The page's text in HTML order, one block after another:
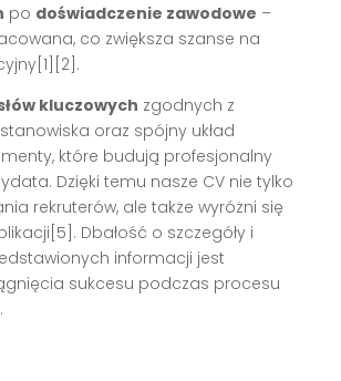
po doświadczenie zawodowe –
co zwiększa szanse na
kluczowych zgodnych z
oraz spójny układ
które budują profesjonalny
Dzięki temu nasze CV nie tylko
rekruterów, ale także wyróżni się
Dbałość o szczegóły i
informacji jest
sukcesu podczas procesu